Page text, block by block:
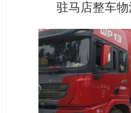
驻马店整车